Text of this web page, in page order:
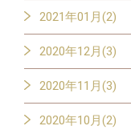
2021年01月(2)
2020年12月(3)
2020年11月(3)
2020年10月(2)